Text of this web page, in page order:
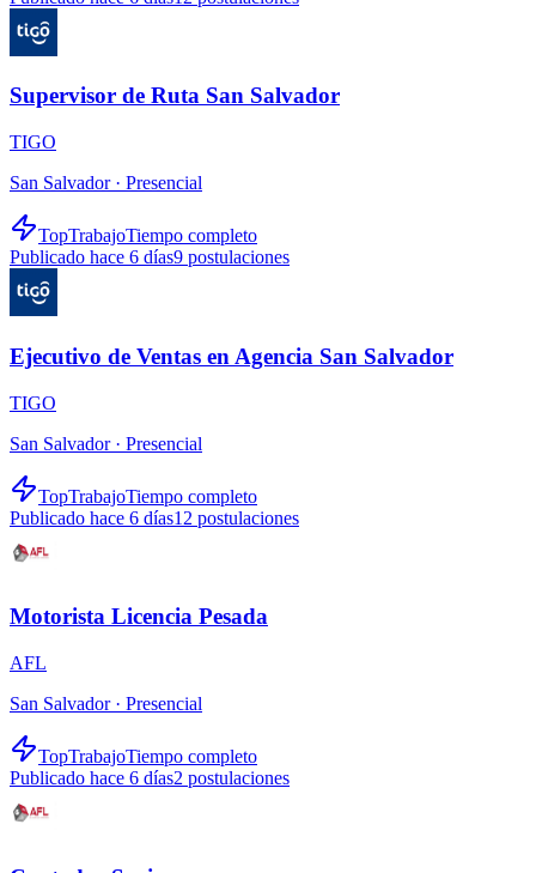
Supervisor de Ruta San Salvador
TIGO
San Salvador · Presencial
TopTrabajoTiempo completo
Publicado hace 6 días9 postulaciones
Ejecutivo de Ventas en Agencia San Salvador
TIGO
San Salvador · Presencial
TopTrabajoTiempo completo
Publicado hace 6 días12 postulaciones
Motorista Licencia Pesada
AFL
San Salvador · Presencial
TopTrabajoTiempo completo
Publicado hace 6 días2 postulaciones